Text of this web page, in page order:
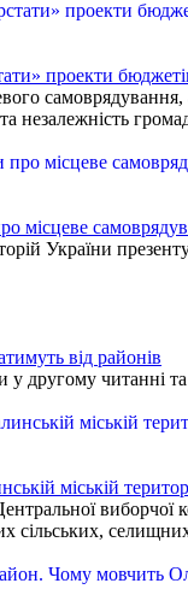
проекти
незалежність
України
від районів
у другому читанні
міській
сільських,